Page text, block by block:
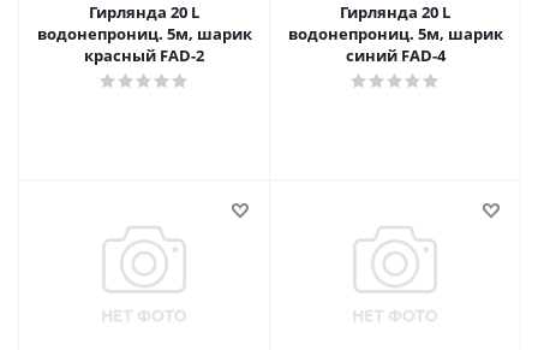
Гирлянда 20 L
водонепрониц. 5м, шарик
красный FAD-2
Гирлянда 20 L
водонепрониц. 5м, шарик
синий FAD-4